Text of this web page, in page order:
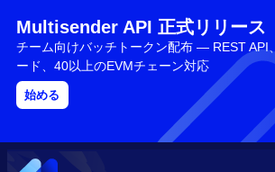
Multisender API 正式リリース
チーム向けバッチトークン配布 — REST API
ード、40以上のEVMチェーン対応
始める